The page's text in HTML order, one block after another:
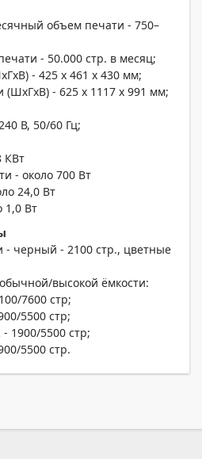
объем печати - 750–
- 50.000 стр. в месяц;
- 425 x 461 x 430 мм;
(ШxГxВ) - 625 x 1117 x 991 мм;
В, 50/60 Гц;
КВт
- около 700 Вт
24,0 Вт
1,0 Вт
- черный - 2100 стр., цветные
высокой ёмкости:
7600 стр;
5500 стр;
1900/5500 стр;
5500 стр.